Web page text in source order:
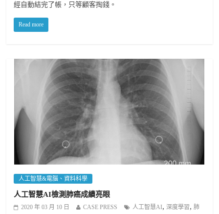
經自動結完了帳，只等顧客掏錢。
Read more
人工智慧&電腦、資料科學
人工智慧AI檢測肺癌成績亮眼
2020 年 03 月 10 日 CASE PRESS 人工智慧AI,深度學習,肺